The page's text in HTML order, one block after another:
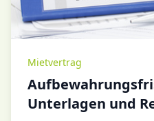
Mietvertrag
Unterlagen und